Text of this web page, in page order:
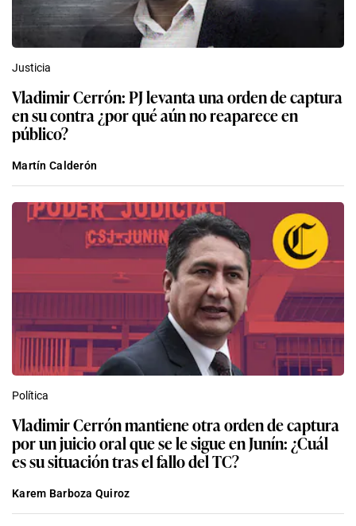
Justicia
Vladimir Cerrón: PJ levanta una orden de captura
en su contra ¿por qué aún no reaparece en
público?
Martín Calderón
Política
Vladimir Cerrón mantiene otra orden de captura
por un juicio oral que se le sigue en Junín: ¿Cuál
es su situación tras el fallo del TC?
Karem Barboza Quiroz